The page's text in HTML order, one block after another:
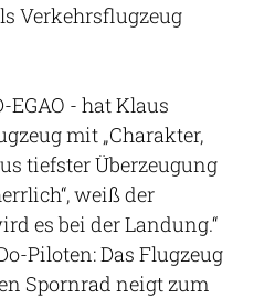
Verkehrsflugzeug
EGAO - hat Klaus
mit „Charakter,
tiefster Überzeugung
weiß der
es bei der Landung.“
Piloten: Das Flugzeug
Spornrad neigt zum